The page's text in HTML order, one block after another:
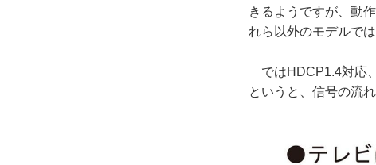
きるようですが、動
れら以外のモデルで
ではHDCP1.4対応
というと、信号の流